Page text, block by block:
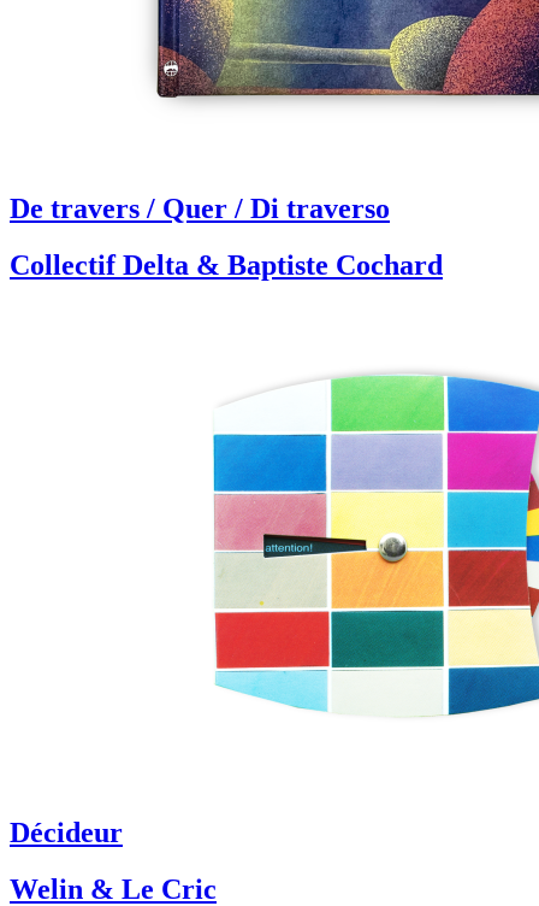
De travers / Quer / Di traverso
Collectif Delta & Baptiste Cochard
Décideur
Welin & Le Cric